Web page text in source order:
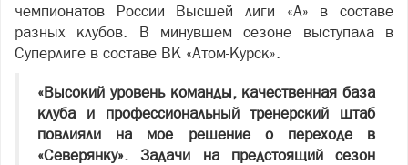
чемпионатов России Высшей лиги «А» в составе
разных клубов. В минувшем сезоне выступала в
Суперлиге в составе ВК «Атом-Курск».
«Высокий уровень команды, качественная база
клуба и профессиональный тренерский штаб
повлияли на мое решение о переходе в
«Северянку». Задачи на предстоящий сезон